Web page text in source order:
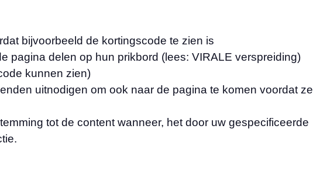
bijvoorbeeld de kortingscode te zien is
pagina delen op hun prikbord (lees: VIRALE verspreiding)
kunnen zien)
uitnodigen om ook naar de pagina te komen voordat ze
tot de content wanneer, het door uw gespecificeerde